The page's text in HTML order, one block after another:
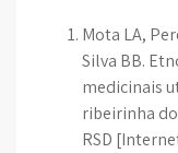
Mota LA,
Silva BB.
medicinais
ribeirinha
RSD